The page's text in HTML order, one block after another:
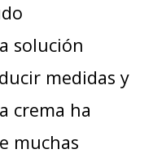
solución
medidas y
crema ha
muchas